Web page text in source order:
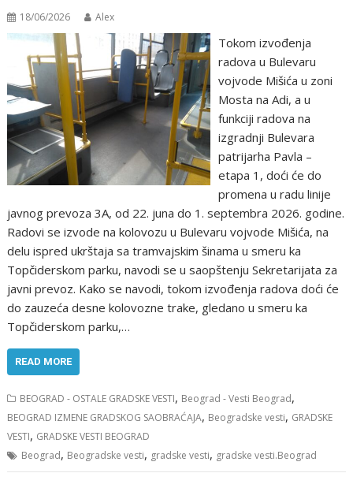
18/06/2026 Alex
Tokom izvođenja
radova u Bulevaru
vojvode Mišića u zoni
Mosta na Adi, a u
funkciji radova na
izgradnji Bulevara
patrijarha Pavla –
etapa 1, doći će do
promena u radu linije
javnog prevoza 3A, od 22. juna do 1. septembra 2026. godine.
Radovi se izvode na kolovozu u Bulevaru vojvode Mišića, na
delu ispred ukrštaja sa tramvajskim šinama u smeru ka
Topčiderskom parku, navodi se u saopštenju Sekretarijata za
javni prevoz. Kako se navodi, tokom izvođenja radova doći će
do zauzeća desne kolovozne trake, gledano u smeru ka
Topčiderskom parku,…
READ MORE
BEOGRAD - OSTALE GRADSKE VESTI, Beograd - Vesti Beograd,
BEOGRAD IZMENE GRADSKOG SAOBRAĆAJA, Beogradske vesti, GRADSKE
VESTI, GRADSKE VESTI BEOGRAD
Beograd, Beogradske vesti, gradske vesti, gradske vesti.Beograd